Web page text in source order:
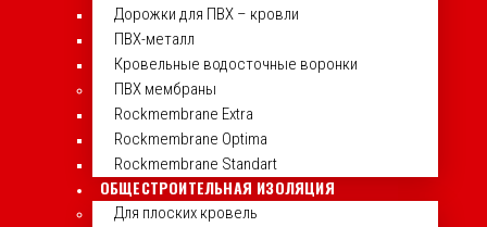
Дорожки для ПВХ – кровли
ПВХ-металл
Кровельные водосточные воронки
ПВХ мембраны
Rockmembrane Extra
Rockmembrane Optima
Rockmembrane Standart
ОБЩЕСТРОИТЕЛЬНАЯ ИЗОЛЯЦИЯ
Для плоских кровель